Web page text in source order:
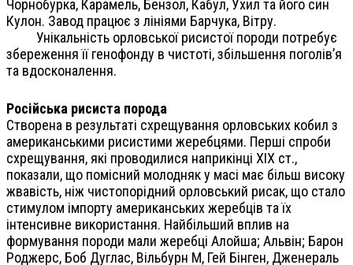
Чорнобурка, Карамель, Бензол, Кабул, Ухил та його син
Кулон. Завод працює з лініями Барчука, Вітру.
Унікальність орловської рисистої породи потребує
збереження її генофонду в чистоті, збільшення поголів’я
та вдосконалення.
Російська рисиста порода
Створена в результаті схрещування орловських кобил з
американськими рисистими жеребцями. Перші спроби
схрещування, які проводилися наприкінці ХІХ ст.,
показали, що помісний молодняк у масі має більш високу
жвавість, ніж чистопорідний орловський рисак, що стало
стимулом імпорту американських жеребців та їх
інтенсивне використання. Найбільший вплив на
формування породи мали жеребці Алойша; Альвін; Барон
Роджерс, Боб Дуглас, Вільбурн М, Гей Бінген, Дженераль